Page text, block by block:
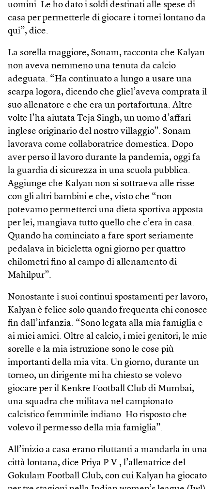
uomini. Le ho dato i soldi destinati alle spese di
casa per permetterle di giocare i tornei lontano da
qui”, dice.
La sorella maggiore, Sonam, racconta che Kalyan
non aveva nemmeno una tenuta da calcio
adeguata. “Ha continuato a lungo a usare una
scarpa logora, dicendo che gliel’aveva comprata il
suo allenatore e che era un portafortuna. Altre
volte l’ha aiutata Teja Singh, un uomo d’affari
inglese originario del nostro villaggio”. Sonam
lavorava come collaboratrice domestica. Dopo
aver perso il lavoro durante la pandemia, oggi fa
la guardia di sicurezza in una scuola pubblica.
Aggiunge che Kalyan non si sottraeva alle risse
con gli altri bambini e che, visto che “non
potevamo permetterci una dieta sportiva apposta
per lei, mangiava tutto quello che c’era in casa.
Quando ha cominciato a fare sport seriamente
pedalava in bicicletta ogni giorno per quattro
chilometri fino al campo di allenamento di
Mahilpur”.
Nonostante i suoi continui spostamenti per lavoro,
Kalyan è felice solo quando frequenta chi conosce
fin dall’infanzia. “Sono legata alla mia famiglia e
ai miei amici. Oltre al calcio, i miei genitori, le mie
sorelle e la mia istruzione sono le cose più
importanti della mia vita. Un giorno, durante un
torneo, un dirigente mi ha chiesto se volevo
giocare per il Kenkre ­Football Club di Mumbai,
una squadra che militava nel campionato
calcistico femminile indiano. Ho risposto che
volevo il permesso della mia famiglia”.
All’inizio a casa erano riluttanti a mandarla in una
città lontana, dice Priya P.V., l’allenatrice del
Gokulam Football Club, con cui Kalyan ha giocato